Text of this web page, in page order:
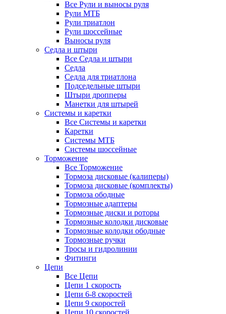
Все Рули и выносы руля
Рули МТБ
Рули триатлон
Рули шоссейные
Выносы руля
Седла и штыри
Все Седла и штыри
Седла
Седла для триатлона
Подседельные штыри
Штыри дропперы
Манетки для штырей
Системы и каретки
Все Системы и каретки
Каретки
Системы МТБ
Системы шоссейные
Торможение
Все Торможение
Тормоза дисковые (калиперы)
Тормоза дисковые (комплекты)
Тормоза ободные
Тормозные адаптеры
Тормозные диски и роторы
Тормозные колодки дисковые
Тормозные колодки ободные
Тормозные ручки
Тросы и гидролинии
Фитинги
Цепи
Все Цепи
Цепи 1 скорость
Цепи 6-8 скоростей
Цепи 9 скоростей
Цепи 10 скоростей